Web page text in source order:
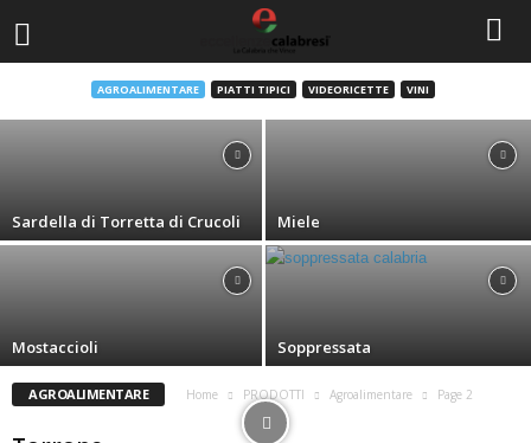
AGROALIMENTARE PIATTI TIPICI VIDEORICETTE VINI
Prugne di Terranova
13 Maggio 2013
Sardella di Torretta di Crucoli Miele
Mostaccioli Soppressata
AGROALIMENTARE Home PRODOTTI Agroalimentare Page 2